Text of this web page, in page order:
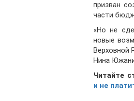
призван
части
«Но не
новые
Верховной
Нина
Читайте
и не